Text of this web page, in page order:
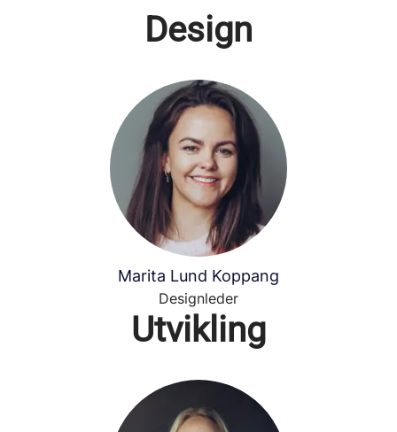
Design
Marita Lund Koppang
Designleder
Utvikling